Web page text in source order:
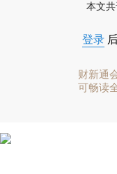
本文
登录
财新通
可畅读